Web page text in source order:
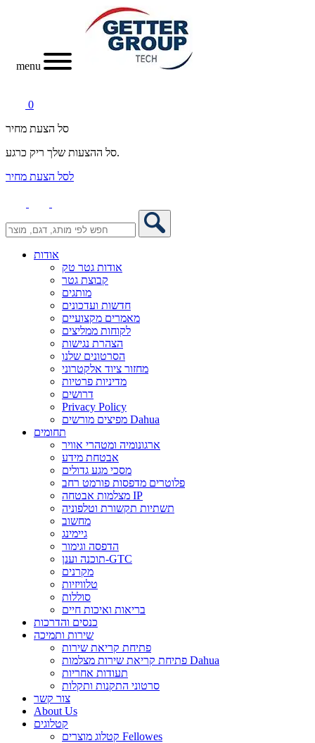
menu
0
סל הצעת מחיר
סל ההצעות שלך ריק כרגע.
לסל הצעת מחיר
אודות
אודות גטר טק
קבוצת גטר
מותגים
חדשות ועדכונים
מאמרים מקצועיים
לקוחות ממליצים
הצהרת נגישות
הסרטונים שלנו
מחזור ציוד אלקטרוני
מדיניות פרטיות
דרושים
Privacy Policy
מפיצים מורשים Dahua
תחומים
ארגונומיה ומטהרי אוויר
אבטחת מידע
מסכי מגע גדולים
פלוטרים מדפסות פורמט רחב
מצלמות אבטחה IP
תשתיות תקשורת וטלפוניה
מחשוב
גיימינג
הדפסה וגימור
תוכנה וענן-GTC
מקרנים
טלוויזיות
סוללות
בריאות ואיכות חיים
כנסים והדרכות
שירות ותמיכה
פתיחת קריאת שירות
פתיחת קריאת שירות מצלמות Dahua
תעודות אחריות
סרטוני התקנות ותקלות
צור קשר
About Us
קטלוגים
קטלוג מוצרים Fellowes